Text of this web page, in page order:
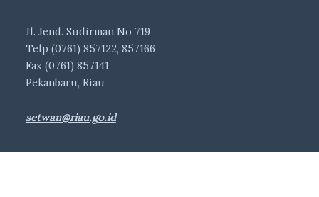
Jl. Jend. Sudirman No 719
Telp (0761) 857122, 857166
Fax (0761) 857141
Pekanbaru, Riau
setwan@riau.go.id